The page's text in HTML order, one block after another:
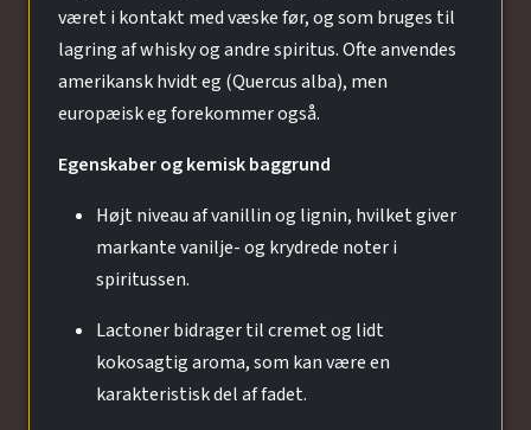
været i kontakt med væske før, og som bruges til
lagring af whisky og andre spiritus. Ofte anvendes
amerikansk hvidt eg (Quercus alba), men
europæisk eg forekommer også.
Egenskaber og kemisk baggrund
Højt niveau af vanillin og lignin, hvilket giver
markante vanilje- og krydrede noter i
spiritussen.
Lactoner bidrager til cremet og lidt
kokosagtig aroma, som kan være en
karakteristisk del af fadet.